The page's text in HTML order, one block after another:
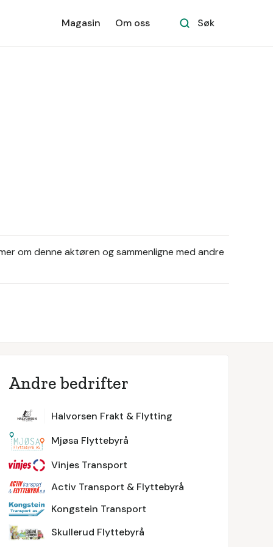
Magasin Om oss Søk
om denne aktøren og sammenligne med andre
Andre bedrifter
Halvorsen Frakt & Flytting
Mjøsa Flyttebyrå
Vinjes Transport
Activ Transport & Flyttebyrå
Kongstein Transport
Skullerud Flyttebyrå